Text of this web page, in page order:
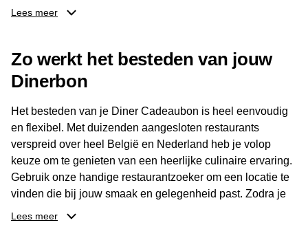
en gastronomische locaties: er is voor ieder wat wils.
buurt, bijvoorbeeld in Brussel, Antwerpen, Gent of Brugge.
De ontvanger kiest zelf waar en wanneer er wordt genoten
van deze culinaire ervaring. Zo is de Diner Cadeaubon
niet alleen een diner, maar een bijzondere belevenis.
Lees meer
Zo werkt het besteden van jouw
Dinerbon
Het besteden van je Diner Cadeaubon is heel eenvoudig
en flexibel. Met duizenden aangesloten restaurants
verspreid over heel België en Nederland heb je volop
keuze om te genieten van een heerlijke culinaire ervaring.
Gebruik onze handige restaurantzoeker om een locatie te
vinden die bij jouw smaak en gelegenheid past. Zodra je
je keuze hebt gemaakt, kun je eenvoudig reserveren en na
Lees meer